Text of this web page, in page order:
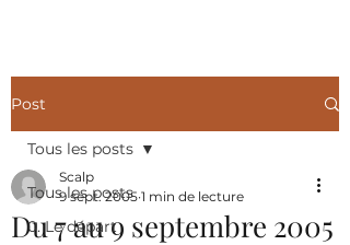
Post
Tous les posts
0. Le départ
Tous les posts
Du 7 au 9 septembre 2005
Scalp
9 sept. 2005 1 min de lecture